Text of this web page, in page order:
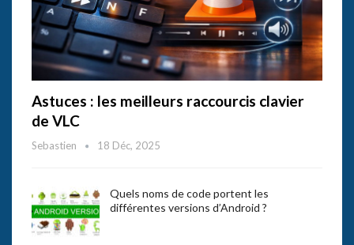
Astuces : les meilleurs raccourcis clavier
de VLC
Sebastien 18 Déc, 2025
Quels noms de code portent les
différentes versions d’Android ?